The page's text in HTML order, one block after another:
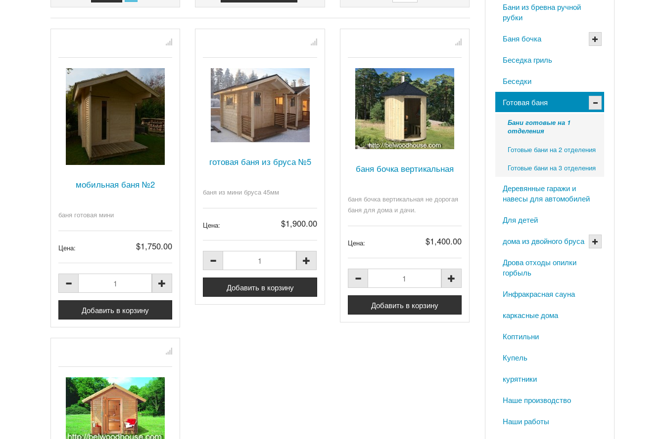
мобильная баня №2
баня готовая мини
Цена: $1,750.00
готовая баня из бруса №5
баня из мини бруса 45мм
Цена: $1,900.00
баня бочка вертикальная
баня бочка вертикальная не дорогая
баня для дома и дачи.
Цена: $1,400.00
Бани из бревна ручной
рубки
Баня бочка
Беседка гриль
Беседки
Готовая баня
Бани готовые на 1
отделения
Готовые бани на 2 отделения
Готовые бани на 3 отделения
Деревянные гаражи и
навесы для автомобилей
Для детей
дома из двойного бруса
Дрова отходы опилки
горбыль
Инфракрасная сауна
каркасные дома
Коптильни
Купель
курятники
Наше производство
Наши работы